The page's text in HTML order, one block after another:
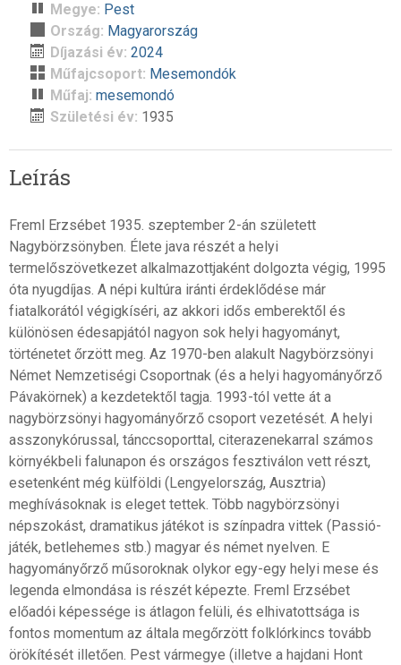
Megye: Pest
Ország: Magyarország
Díjazási év: 2024
Műfajcsoport: Mesemondók
Műfaj: mesemondó
Születési év: 1935
Leírás
Freml Erzsébet 1935. szeptember 2-án született
Nagybörzsönyben. Élete java részét a helyi
termelőszövetkezet alkalmazottjaként dolgozta végig, 1995
óta nyugdíjas. A népi kultúra iránti érdeklődése már
fiatalkorától végigkíséri, az akkori idős emberektől és
különösen édesapjától nagyon sok helyi hagyományt,
történetet őrzött meg. Az 1970-ben alakult Nagybörzsönyi
Német Nemzetiségi Csoportnak (és a helyi hagyományőrző
Pávakörnek) a kezdetektől tagja. 1993-tól vette át a
nagybörzsönyi hagyományőrző csoport vezetését. A helyi
asszonykórussal, tánccsoporttal, citerazenekarral számos
környékbeli falunapon és országos fesztiválon vett részt,
esetenként még külföldi (Lengyelország, Ausztria)
meghívásoknak is eleget tettek. Több nagybörzsönyi
népszokást, dramatikus játékot is színpadra vittek (Passió-
játék, betlehemes stb.) magyar és német nyelven. E
hagyományőrző műsoroknak olykor egy-egy helyi mese és
legenda elmondása is részét képezte. Freml Erzsébet
előadói képessége is átlagon felüli, és elhivatottsága is
fontos momentum az általa megőrzött folklórkincs tovább
örökítését illetően. Pest vármegye (illetve a hajdani Hont